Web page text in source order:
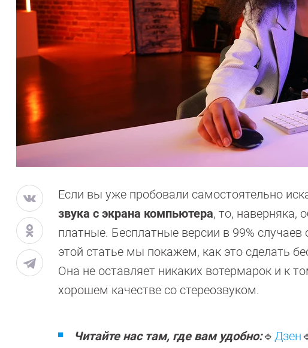
Если вы уже пробовали самостоятельно
звука с экрана компьютера, то, наверняка,
платные. Бесплатные версии в 99%
этой статье мы покажем, как это сделать
Она не оставляет никаких вотермарок и к
хорошем качестве со стереозвуком.
Читайте нас там, где вам удобно:🔹 Дзен